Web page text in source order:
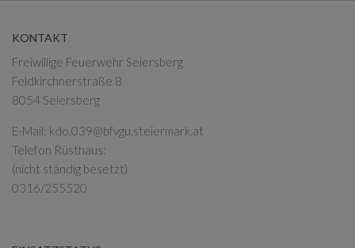
KONTAKT
Freiwillige Feuerwehr Seiersberg
Feldkirchnerstraße 8
8054 Seiersberg
E-Mail: kdo.039@bfvgu.steiermark.at
Telefon Rüsthaus:
(nicht ständig besetzt)
0316/255520